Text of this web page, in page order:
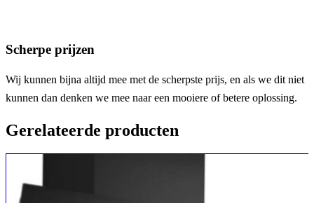
Scherpe prijzen
Wij kunnen bijna altijd mee met de scherpste prijs, en als we dit niet
kunnen dan denken we mee naar een mooiere of betere oplossing.
Gerelateerde producten